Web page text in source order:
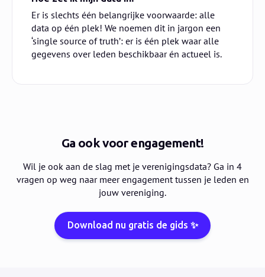
Er is slechts één belangrijke voorwaarde: alle
data op één plek! We noemen dit in jargon een
‘single source of truth’: er is één plek waar alle
gegevens over leden beschikbaar én actueel is.
Ga ook voor engagement!
Wil je ook aan de slag met je verenigingsdata? Ga in 4
vragen op weg naar meer engagement tussen je leden en
jouw vereniging.
Download nu gratis de gids ✨